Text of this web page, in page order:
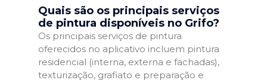
Quais são os principais serviços
de pintura disponíveis no Grifo?
Os principais serviços de pintura
oferecidos no aplicativo incluem pintura
residencial (interna, externa e fachadas),
texturização, grafiato e preparação e